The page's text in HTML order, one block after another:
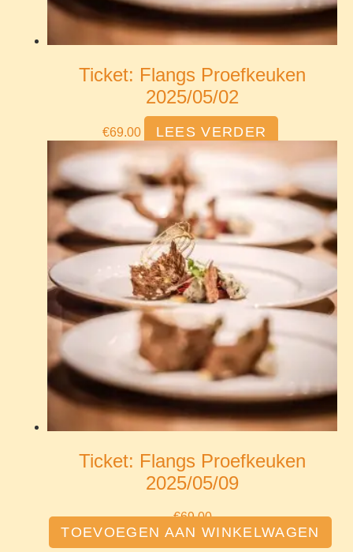
Ticket: Flangs Proefkeuken
2025/05/02
€69.00 LEES VERDER
Ticket: Flangs Proefkeuken
2025/05/09
€69.00
TOEVOEGEN AAN WINKELWAGEN